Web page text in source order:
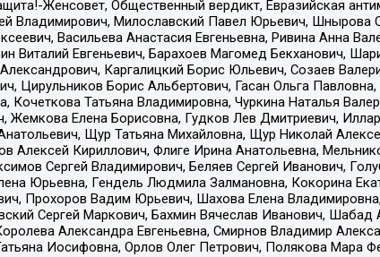
Женсовет, Общественный вердикт, Евразийская
Владимирович, Милославский Павел Юрьевич, Шнырова
Васильева Анастасия Евгеньевна, Ривина Анна
Виталий Евгеньевич, Барахоев Магомед Бекханович,
Каргалицкий Борис Юльевич, Созаев
Цирульников Борис Альбертович, Гасан Ольга
Татьяна Владимировна, Чуркина Наталья
Жемкова Елена Борисовна, Гудков Лев Дмитриевич,
Щур Татьяна Михайловна, Щур Николай
Кириллович, Флиге Ирина Анатольевна,
Сергей Владимирович, Беляев Сергей Иванович,
Юрьевна, Гендель Людмила Залмановна, Кокорина
Прохоров Вадим Юрьевич, Шахова Елена
Сергей Маркович, Бахмин Вячеслав Иванович, Шабад
Александра Евгеньевна, Смирнов Владимир
Иосифовна, Орлов Олег Петрович, Полякова Мара